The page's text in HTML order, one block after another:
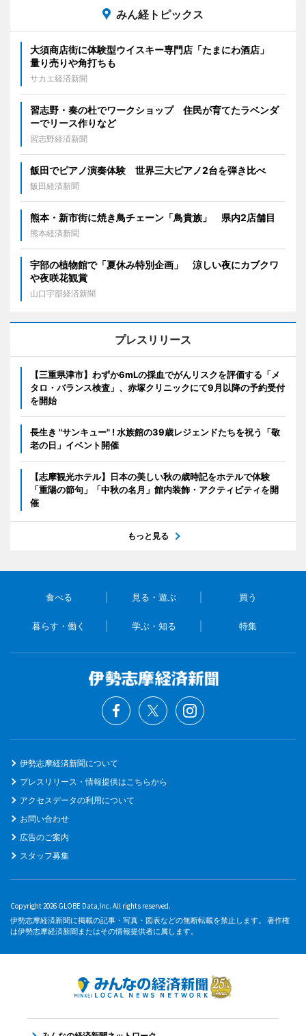
みん経トピックス
大須商店街に体験型ウイスキー専門店「たまにわ酒店」
量り売りや角打ちも
サカエ経済新聞
習志野・奏の杜でワークショップ 住民が育てたラベンダ
ーでリース作りなど
習志野経済新聞
飯田でピアノ演奏体験 世界三大ピアノ2台を弾き比べ
飯田経済新聞
熊本・新市街に焼き鳥チェーン「鳥貴族」 県内2店舗目
熊本経済新聞
宇部の植物館で「夏休み特別企画」 涼しい夜にカブクワ
や夜咲花観賞
山口宇部経済新聞
プレスリリース
【三重県津市】わずか6mLの採血でがんリスクを評価する「メ
タロ・バランス検査」、赤塚クリニックにて9月以降の予約受付
を開始
長生き "サンキュー" ! 水族館の39歳レジェンドたちを祝う「敬
老の日」イベント開催
【志摩観光ホテル】日本の美しい秋の歳時記をホテルで体験
「重陽の節句」「中秋の名月」館内装飾・アクティビティを開
催
もっと見る
食べる 見る・遊ぶ 買う
暮らす・働く 学ぶ・知る 特集
伊勢志摩経済新聞について
プレスリリース・情報提供はこちらから
アクセスデータの利用について
お問い合わせ
広告のご案内
スタッフ募集
Copyright 2026 GLOBE Data,Inc. All rights reserved.
伊勢志摩経済新聞に掲載の記事・写真・図表などの無断転載を禁止します。 著作権
は伊勢志摩経済新聞またはその情報提供者に属します。